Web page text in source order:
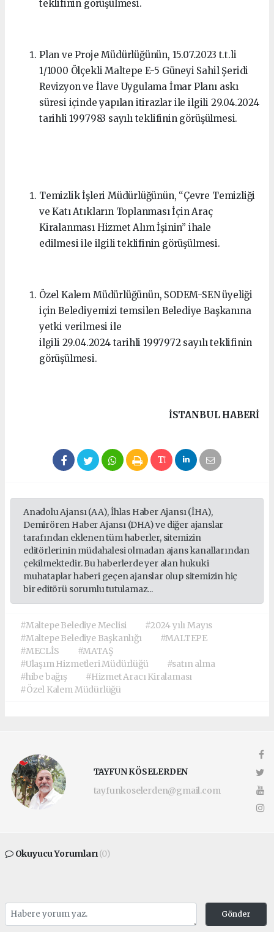
teklifinin görüşülmesi.
Plan ve Proje Müdürlüğünün, 15.07.2023 t.t.li
1/1000 Ölçekli Maltepe E-5 Güneyi Sahil Şeridi
Revizyon ve İlave Uygulama İmar Planı askı
süresi içinde yapılan itirazlar ile ilgili 29.04.2024
tarihli 1997983 sayılı teklifinin görüşülmesi.
Temizlik İşleri Müdürlüğünün, “Çevre Temizliği
ve Katı Atıkların Toplanması İçin Araç
Kiralanması Hizmet Alım İşinin” ihale
edilmesi ile ilgili teklifinin görüşülmesi.
Özel Kalem Müdürlüğünün, SODEM-SEN üyeliği
için Belediyemizi temsilen Belediye Başkanına
yetki verilmesi ile
ilgili 29.04.2024 tarihli 1997972 sayılı teklifinin
görüşülmesi.
İSTANBUL HABERİ
Anadolu Ajansı (AA), İhlas Haber Ajansı (İHA),
Demirören Haber Ajansı (DHA) ve diğer ajanslar
tarafından eklenen tüm haberler, sitemizin
editörlerinin müdahalesi olmadan ajans kanallarından
çekilmektedir. Bu haberlerde yer alan hukuki
muhataplar haberi geçen ajanslar olup sitemizin hiç
bir editörü sorumlu tutulamaz...
#Maltepe Belediye Meclisi
#2024 yılı Mayıs
#Maltepe Belediye Başkanlığı
#MALTEPE
#MECLİS
#MATAŞ
#Ulaşım Hizmetleri Müdürlüğü
#satın alma
#hibe bağış
#Hizmet Aracı Kiralaması
#Özel Kalem Müdürlüğü
TAYFUN KÖSELERDEN
tayfunkoselerden@gmail.com
Okuyucu Yorumları(0)
Gönder